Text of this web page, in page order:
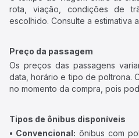
rota, viação, condições de
escolhido. Consulte a estimativa
Preço da passagem
Os preços das passagens
data, horário e tipo de poltrona.
no momento da compra, pois
Tipos de ônibus disponíveis
• Convencional: ônibus com